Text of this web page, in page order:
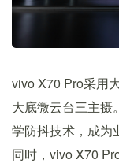
vivo X70 Pro采用
大底微云台三主摄
学防抖技术，成为
同时，vivo X70